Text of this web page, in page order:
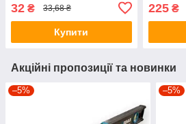
32 ₴ 33,68 ₴
Купити
225₴
Акційні пропозиції та новинки
–5% –5%